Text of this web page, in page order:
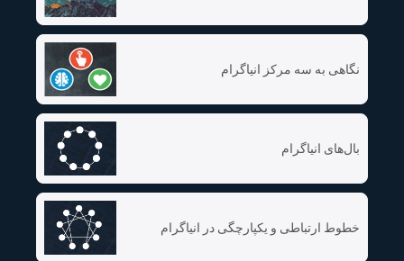
نگاهی به سه مرکز انیاگرام
بال‌های انیاگرام
خطوط ارتباطی و یکپارچگی در انیاگرام